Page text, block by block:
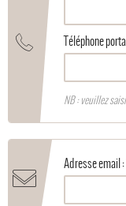
Téléphone
NB : veuillez
Adresse email :